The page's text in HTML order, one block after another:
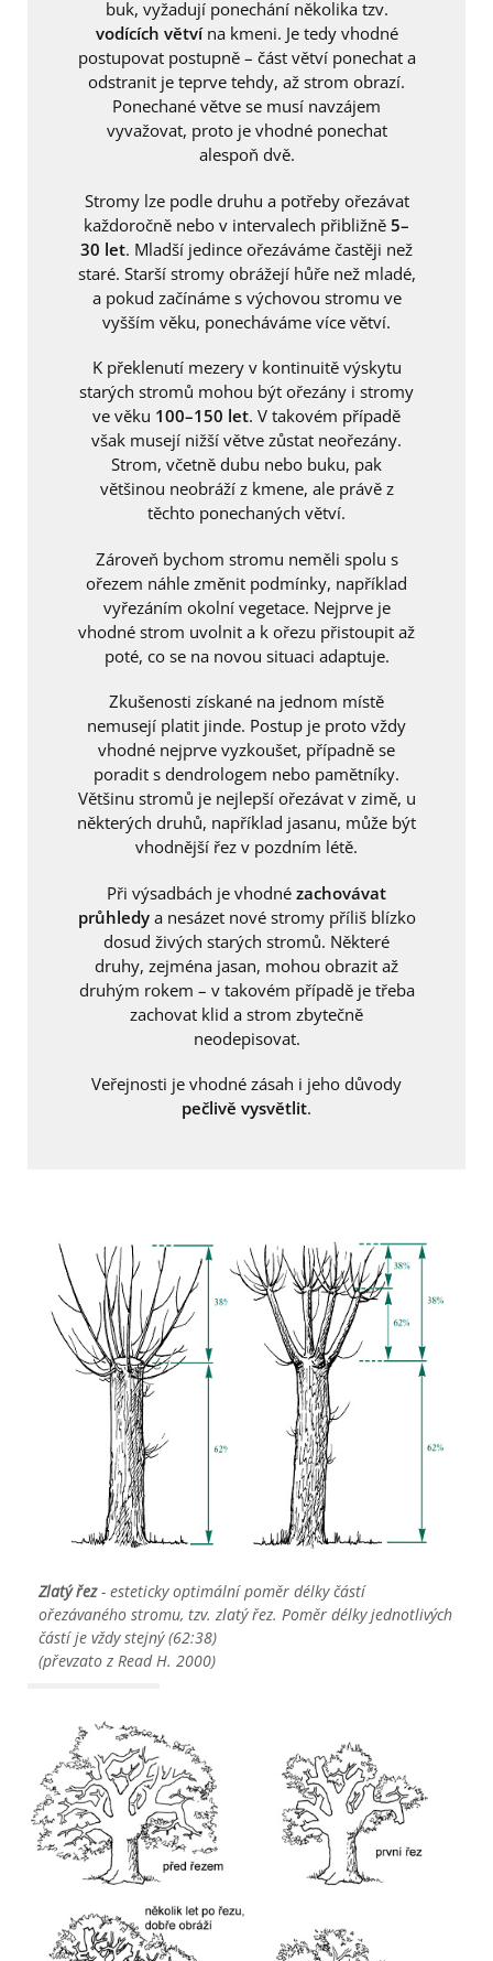
buk, vyžadují ponechání několika tzv.
vodících větvína kmeni. Je tedy vhodné
postupovat postupně – část větví ponechat a
odstranit je teprve tehdy, až strom obrazí.
Ponechané větve se musí navzájem
vyvažovat, proto je vhodné ponechat
alespoň dvě.
Stromy lze podle druhu a potřeby ořezávat
každoročně nebo v intervalech přibližně 5–
30 let. Mladší jedince ořezáváme častěji než
staré. Starší stromy obrážejí hůře než mladé,
a pokud začínáme s výchovou stromu ve
vyšším věku, ponecháváme více větví.
K překlenutí mezery v kontinuitě výskytu
starých stromů mohou být ořezány i stromy
ve věku 100–150 let. V takovém případě
však musejí nižší větve zůstat neořezány.
Strom, včetně dubu nebo buku, pak
většinou neobráží z kmene, ale právě z
těchto ponechaných větví.
Zároveň bychom stromu neměli spolu s
ořezem náhle změnit podmínky, například
vyřezáním okolní vegetace. Nejprve je
vhodné strom uvolnit a k ořezu přistoupit až
poté, co se na novou situaci adaptuje.
Zkušenosti získané na jednom místě
nemusejí platit jinde. Postup je proto vždy
vhodné nejprve vyzkoušet, případně se
poradit s dendrologem nebo pamětníky.
Většinu stromů je nejlepší ořezávat v zimě, u
některých druhů, například jasanu, může být
vhodnější řez v pozdním létě.
Při výsadbách je vhodné zachovávat
průhledya nesázet nové stromy příliš blízko
dosud živých starých stromů. Některé
druhy, zejména jasan, mohou obrazit až
druhým rokem – v takovém případě je třeba
zachovat klid a strom zbytečně
neodepisovat.
Veřejnosti je vhodné zásah i jeho důvody
pečlivě vysvětlit.
Zlatý řez - esteticky optimální poměr délky částí
ořezávaného stromu, tzv. zlatý řez. Poměr délky jednotlivých
částí je vždy stejný (62:38)
(převzato z Read H. 2000)